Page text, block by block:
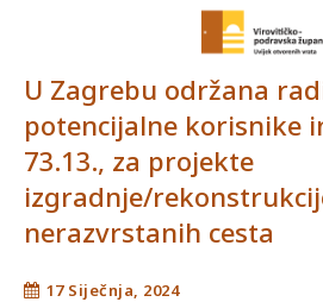
U Zagrebu održana
potencijalne korisnike
73.13., za projekte
izgradnje/
nerazvrstanih cesta
17 Siječnja, 2024